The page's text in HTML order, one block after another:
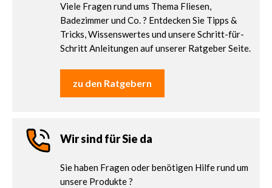
Viele Fragen rund ums Thema Fliesen,
Badezimmer und Co. ? Entdecken Sie Tipps &
Tricks, Wissenswertes und unsere Schritt-für-
Schritt Anleitungen auf unserer Ratgeber Seite.
zu den Ratgebern
Wir sind für Sie da
Sie haben Fragen oder benötigen Hilfe rund um
unsere Produkte ?